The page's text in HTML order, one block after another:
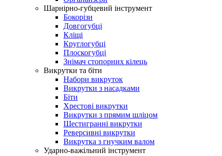
Шарнірно-губцевий інструмент
Бокорізи
Довгогубці
Кліщі
Круглогубці
Плоскогубці
Знімач стопорних кілець
Викрутки та біти
Набори викруток
Викрутки з насадками
Біти
Хрестові викрутки
Викрутки з прямим шліцом
Шестигранні викрутки
Реверсивні викрутки
Викрутка з гнучким валом
Ударно-важільний інструмент